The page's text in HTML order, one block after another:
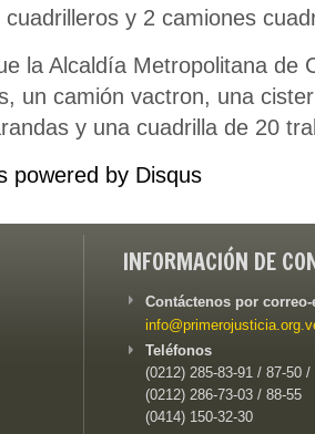
cuadrilleros y 2 camiones
la Alcaldía Metropolitana de
un camión vactron, una
y una cuadrilla de 20
powered by Disqus
INFORMACIÓN DE
Contáctenos por
Teléfonos
(0212) 285-83-91 / 87-50 /
(0212) 286-73-03 / 88-55
(0414) 150-32-30